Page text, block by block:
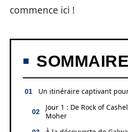
commence ici !
SOMMAIRE
Un itinéraire captivant
Jour 1 : De Rock of
Moher